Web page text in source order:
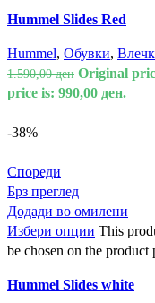
Hummel Slides Red
Hummel, Обувки,
1.590,00ден Original
price is: 990,00 ден.
-38%
Спореди
Брз преглед
Додади во омилени
Избери опции This
be chosen on the product
Hummel Slides white